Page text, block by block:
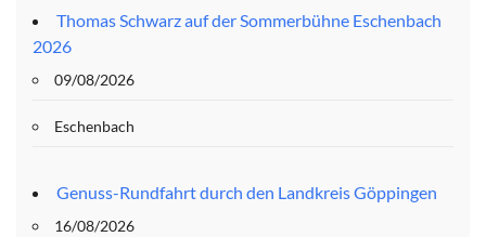
Thomas Schwarz auf der Sommerbühne Eschenbach
2026
09/08/2026
Eschenbach
Genuss-Rundfahrt durch den Landkreis Göppingen
16/08/2026